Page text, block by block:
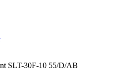
SLT-30F-10 55/D/AB